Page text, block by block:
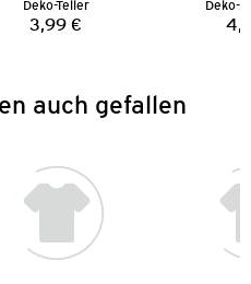
Deko-Teller
Preis:
3,99 €
Deko-
auch gefallen